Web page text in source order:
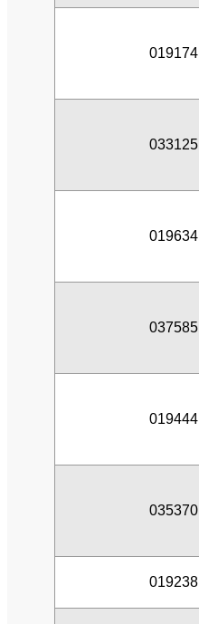
019174
033125
019634
037585
019444
035370
019238